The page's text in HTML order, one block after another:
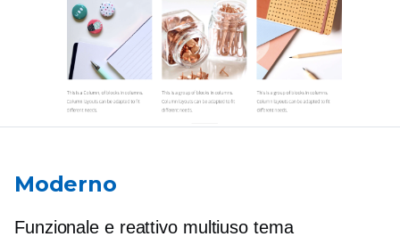
Moderno
Funzionale e reattivo multiuso tema